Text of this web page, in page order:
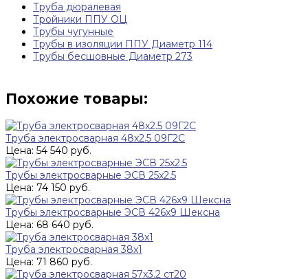
Труба дюралевая
Тройники ППУ ОЦ
Трубы чугунные
Трубы в изоляции ППУ Диаметр 114
Трубы бесшовные Диаметр 273
Похожие товары:
Труба электросварная 48х2.5 09Г2С
Цена: 54 540 руб.
Трубы электросварные ЭСВ 25х2.5
Цена: 74 150 руб.
Трубы электросварные ЭСВ 426х9 Шексна
Цена: 68 640 руб.
Труба электросварная 38х1
Цена: 71 860 руб.